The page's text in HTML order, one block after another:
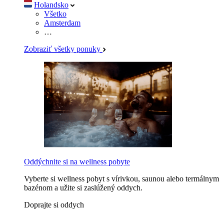
Holandsko
Všetko
Amsterdam
…
Zobraziť všetky ponuky
Oddýchnite si na wellness pobyte
Vyberte si wellness pobyt s vírivkou, saunou alebo termálnym
bazénom a užite si zaslúžený oddych.
Doprajte si oddych